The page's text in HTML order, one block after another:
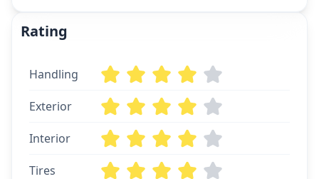
Rating
Handling
Exterior
Interior
Tires